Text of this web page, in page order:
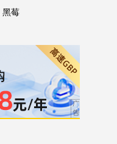
黑莓